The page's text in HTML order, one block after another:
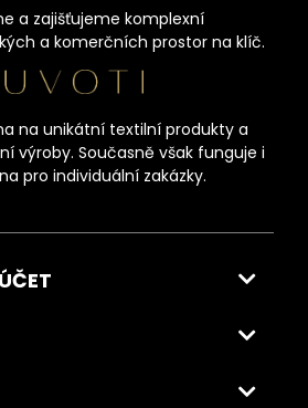
a zajišťujeme komplexní
a komerčních prostor na klíč.
na unikátní textilní produkty a
výroby. Současně však funguje i
pro individuální zakázky.